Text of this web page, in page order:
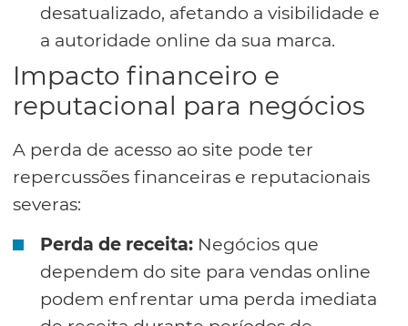
desatualizado, afetando a visibilidade e
a autoridade online da sua marca.
Impacto financeiro e
reputacional para negócios
A perda de acesso ao site pode ter
repercussões financeiras e reputacionais
severas:
Perda de receita: Negócios que
dependem do site para vendas online
podem enfrentar uma perda imediata